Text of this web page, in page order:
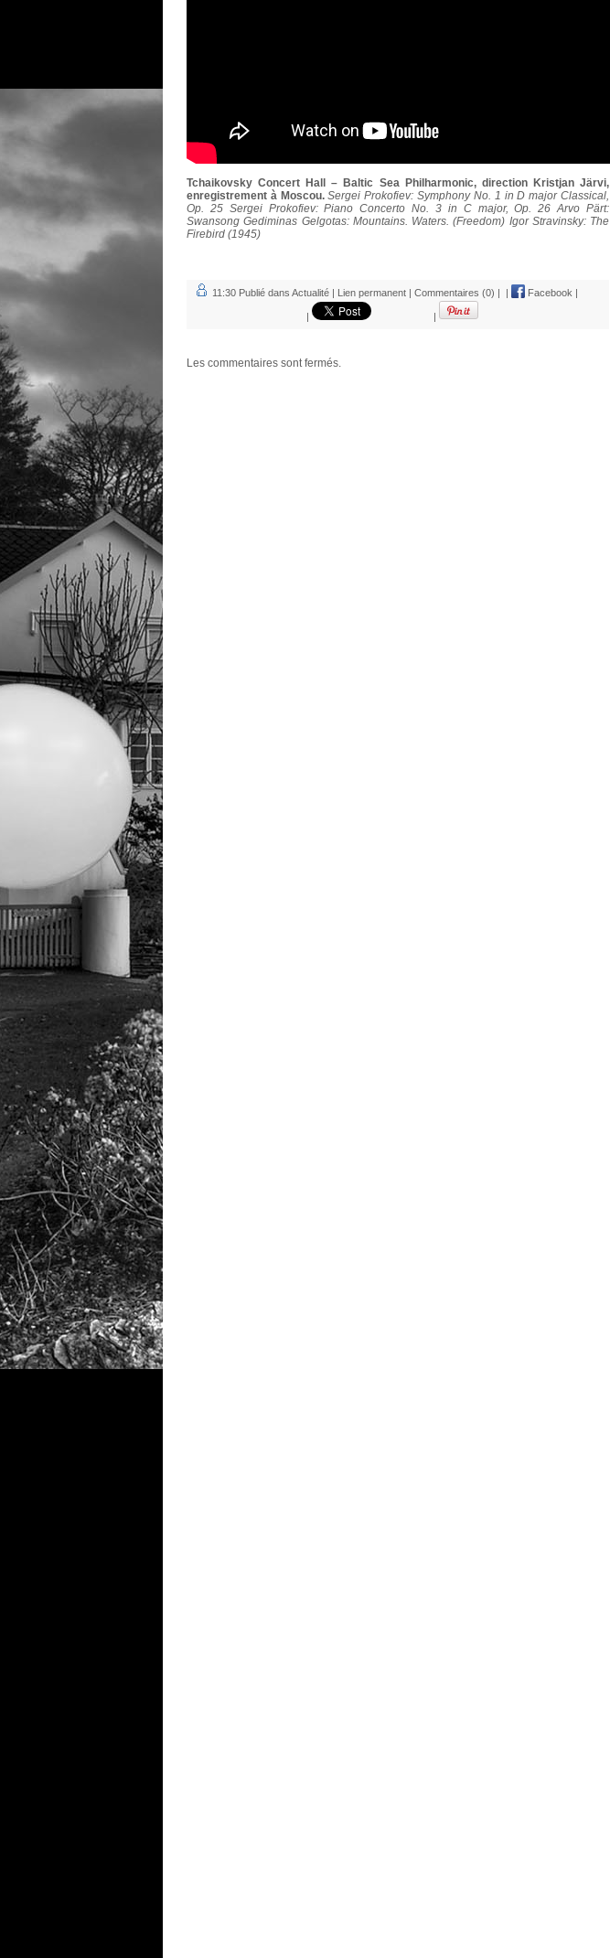
Tchaikovsky Concert Hall – Baltic Sea Philharmonic, direction Kristjan Järvi,
enregistrement à Moscou. Sergei Prokofiev: Symphony No. 1 in D major Classical,
Op. 25 Sergei Prokofiev: Piano Concerto No. 3 in C major, Op. 26 Arvo Pärt:
Swansong Gediminas Gelgotas: Mountains. Waters. (Freedom) Igor Stravinsky: The
Firebird (1945)
11:30 Publié dans Actualité | Lien permanent | Commentaires (0) | | Facebook |
| |
Les commentaires sont fermés.